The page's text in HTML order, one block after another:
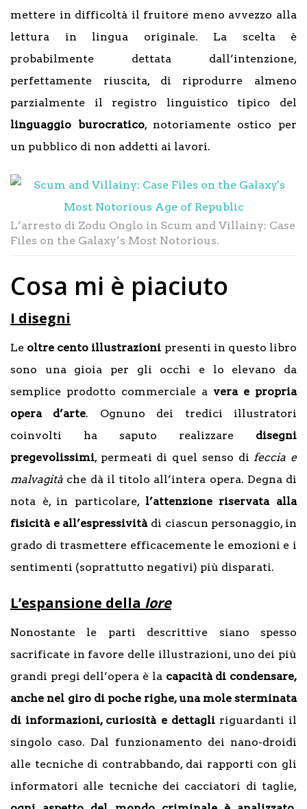
mettere in difficoltà il fruitore meno avvezzo alla
lettura in lingua originale. La scelta è
probabilmente dettata dall’intenzione,
perfettamente riuscita, di riprodurre almeno
parzialmente il registro linguistico tipico del
linguaggio burocratico, notoriamente ostico per
un pubblico di non addetti ai lavori.
L’arresto di Zodu Onglo in Scum and Villainy: Case
Files on the Galaxy’s Most Notorious.
Cosa mi è piaciuto
I disegni
Le oltre cento illustrazioni presenti in questo libro
sono una gioia per gli occhi e lo elevano da
semplice prodotto commerciale a vera e propria
opera d’arte. Ognuno dei tredici illustratori
coinvolti ha saputo realizzare disegni
pregevolissimi, permeati di quel senso di feccia e
malvagità che dà il titolo all’intera opera. Degna di
nota è, in particolare, l’attenzione riservata alla
fisicità e all’espressivitàdi ciascun personaggio, in
grado di trasmettere efficacemente le emozioni e i
sentimenti (soprattutto negativi) più disparati.
L’espansione della lore
Nonostante le parti descrittive siano spesso
sacrificate in favore delle illustrazioni, uno dei più
grandi pregi dell’opera è la capacità di condensare,
anche nel giro di poche righe, una mole sterminata
di informazioni, curiosità e dettagliriguardanti il
singolo caso. Dal funzionamento dei nano-droidi
alle tecniche di contrabbando, dai rapporti con gli
informatori alle tecniche dei cacciatori di taglie,